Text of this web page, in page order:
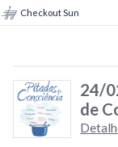
Checkout Sun
24/
de